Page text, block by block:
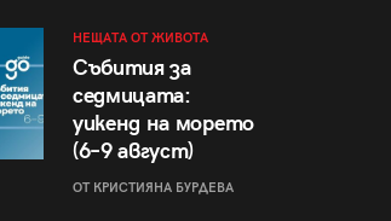
НЕЩАТА ОТ ЖИВОТА
Събития за
седмицата:
уикенд на морето
(6–9 август)
ОТ КРИСТИЯНА БУРДЕВА